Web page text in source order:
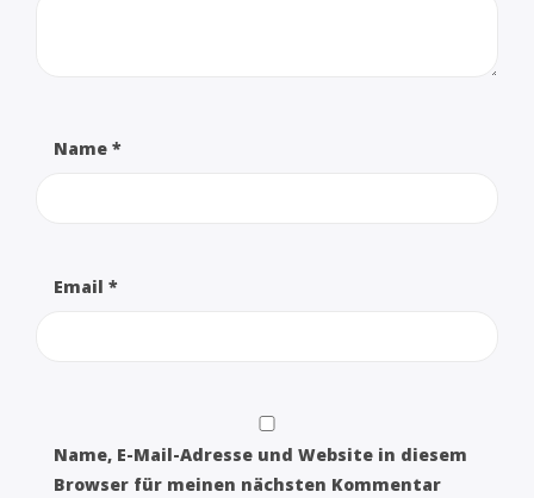
Name *
Email *
Name, E-Mail-Adresse und Website in diesem
Browser für meinen nächsten Kommentar